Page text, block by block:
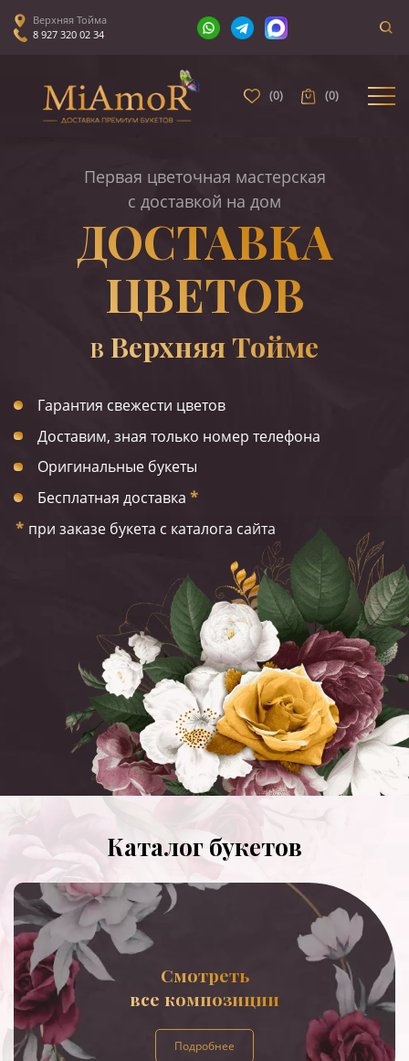
Верхняя Тойма
8 927 320 02 34
(0) (0)
Первая цветочная мастерская
с доставкой на дом
ДОСТАВКА
ЦВЕТОВ
В Верхняя Тойме
Гарантия свежести цветов
Доставим, зная только номер телефона
Оригинальные букеты
Бесплатная доставка *
* при заказе букета с каталога сайта
Каталог букетов
Смотреть
все композиции
Подробнее